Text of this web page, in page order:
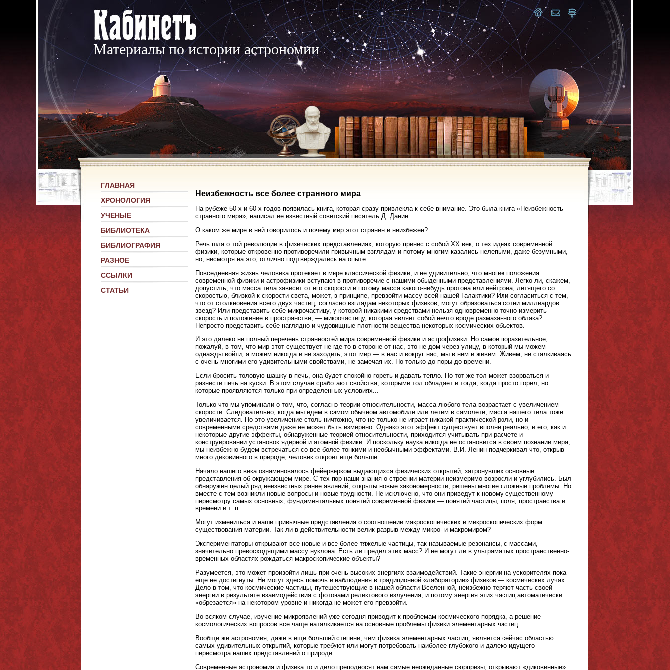
Материалы по истории астрономии
ГЛАВНАЯ
ХРОНОЛОГИЯ
УЧЕНЫЕ
БИБЛИОТЕКА
БИБЛИОГРАФИЯ
РАЗНОЕ
ССЫЛКИ
СТАТЬИ
Неизбежность все более странного мира
На рубеже 50-х и 60-х годов появилась книга, которая сразу привлекла к себе внимание. Это была книга «Неизбежность
странного мира», написал ее известный советский писатель Д. Данин.
О каком же мире в ней говорилось и почему мир этот странен и неизбежен?
Речь шла о той революции в физических представлениях, которую принес с собой XX век, о тех идеях современной
физики, которые откровенно противоречили привычным взглядам и потому многим казались нелепыми, даже безумными,
но, несмотря на это, отлично подтверждались на опыте.
Повседневная жизнь человека протекает в мире классической физики, и не удивительно, что многие положения
современной физики и астрофизики вступают в противоречие с нашими обыденными представлениями. Легко ли, скажем,
допустить, что масса тела зависит от его скорости и потому масса какого-нибудь протона или нейтрона, летящего со
скоростью, близкой к скорости света, может, в принципе, превзойти массу всей нашей Галактики? Или согласиться с тем,
что от столкновения всего двух частиц, согласно взглядам некоторых физиков, могут образоваться сотни миллиардов
звезд? Или представить себе микрочастицу, у которой никакими средствами нельзя одновременно точно измерить
скорость и положение в пространстве, — микрочастицу, которая являет собой нечто вроде размазанного облака?
Непросто представить себе наглядно и чудовищные плотности вещества некоторых космических объектов.
И это далеко не полный перечень странностей мира современной физики и астрофизики. Но самое поразительное,
пожалуй, в том, что мир этот существует не где-то в стороне от нас, это не дом через улицу, в который мы можем
однажды войти, а можем никогда и не заходить, этот мир — в нас и вокруг нас, мы в нем и живем. Живем, не сталкиваясь
с очень многими его удивительными свойствами, не замечая их. Но только до поры до времени.
Если бросить толовую шашку в печь, она будет спокойно гореть и давать тепло. Но тот же тол может взорваться и
разнести печь на куски. В этом случае сработают свойства, которыми тол обладает и тогда, когда просто горел, но
которые проявляются только при определенных условиях...
Только что мы упоминали о том, что, согласно теории относительности, масса любого тела возрастает с увеличением
скорости. Следовательно, когда мы едем в самом обычном автомобиле или летим в самолете, масса нашего тела тоже
увеличивается. Но это увеличение столь ничтожно, что не только не играет никакой практической роли, но и
современными средствами даже не может быть измерено. Однако этот эффект существует вполне реально, и его, как и
некоторые другие эффекты, обнаруженные теорией относительности, приходится учитывать при расчете и
конструировании установок ядерной и атомной физики. И поскольку наука никогда не остановится в своем познании мира,
мы неизбежно будем встречаться со все более тонкими и необычными эффектами. В.И. Ленин подчеркивал что, открыв
много диковинного в природе, человек откроет еще больше...
Начало нашего века ознаменовалось фейерверком выдающихся физических открытий, затронувших основные
представления об окружающем мире. С тех пор наши знания о строении материи неизмеримо возросли и углубились. Был
обнаружен целый ряд неизвестных ранее явлений, открыты новые закономерности, решены многие сложные проблемы. Но
вместе с тем возникли новые вопросы и новые трудности. Не исключено, что они приведут к новому существенному
пересмотру самых основных, фундаментальных понятий современной физики — понятий частицы, поля, пространства и
времени и т. п.
Могут измениться и наши привычные представления о соотношении макроскопических и микроскопических форм
существования материи. Так ли в действительности велик разрыв между микро- и макромиром?
Экспериментаторы открывают все новые и все более тяжелые частицы, так называемые резонансы, с массами,
значительно превосходящими массу нуклона. Есть ли предел этих масс? И не могут ли в ультрамалых пространственно-
временных областях рождаться макроскопические объекты?
Разумеется, это может произойти лишь при очень высоких энергиях взаимодействий. Такие энергии на ускорителях пока
еще не достигнуты. Не могут здесь помочь и наблюдения в традиционной «лаборатории» физиков — космических лучах.
Дело в том, что космические частицы, путешествующие в нашей области Вселенной, неизбежно теряют часть своей
энергии в результате взаимодействия с фотонами реликтового излучения, и потому энергия этих частиц автоматически
«обрезается» на некотором уровне и никогда не может его превзойти.
Во всяком случае, изучение микроявлений уже сегодня приводит к проблемам космического порядка, а решение
космологических вопросов все чаще наталкивается на основные проблемы физики элементарных частиц.
Вообще же астрономия, даже в еще большей степени, чем физика элементарных частиц, является сейчас областью
самых удивительных открытий, которые требуют или могут потребовать наиболее глубокого и далеко идущего
пересмотра наших представлений о природе.
Современные астрономия и физика то и дело преподносят нам самые неожиданные сюрпризы, открывают «диковинные»